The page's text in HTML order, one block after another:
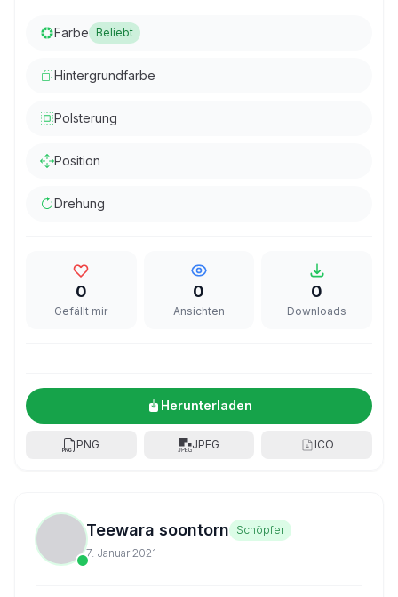
Farbe Beliebt
Hintergrundfarbe
Polsterung
Position
Drehung
0
Gefällt mir
0
Ansichten
0
Downloads
Herunterladen
PNG JPEG ICO
Teewara soontorn
Schöpfer
7. Januar 2021